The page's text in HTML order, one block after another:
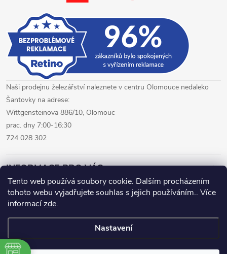
Tento web používá soubory cookie. Dalším procházením
tohoto webu vyjadřujete souhlas s jejich používáním.. Více
informacízde.
Nastavení
Naši prodejnu železářství naleznete v centru Olomouce nedaleko
Šantovky na adrese:
Wittgensteinova 886/10, Olomouc
prac. dny 7:00-16:30
724 028 302
INFORMACE PRO VÁS
železářství Olomouc
CNC pálení plechů Olomouc
Copyright 2026www.fepro.cz. Všechna práva vyhrazena.